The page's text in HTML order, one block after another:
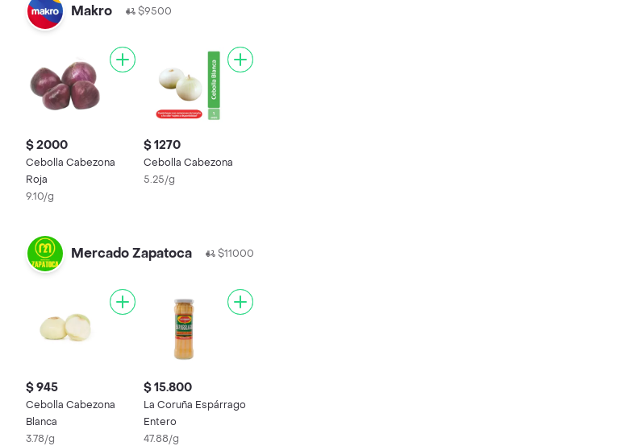
Makro $9500
$ 2000
Cebolla Cabezona
Roja
9.10/g
$ 1270
Cebolla Cabezona
5.25/g
Mercado Zapatoca $11000
$ 945
Cebolla Cabezona
Blanca
3.78/g
$ 15.800
La Coruña Espárrago
Entero
47.88/g